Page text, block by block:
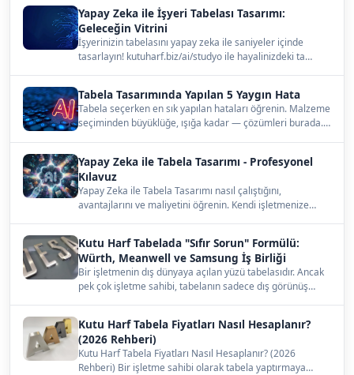
Yapay Zeka ile İşyeri Tabelası Tasarımı:
Geleceğin Vitrini
İşyerinizin tabelasını yapay zeka ile saniyeler içinde
tasarlayın! kutuharf.biz/ai/studyo ile hayalinizdeki ta…
Tabela Tasarımında Yapılan 5 Yaygın Hata
Tabela seçerken en sık yapılan hataları öğrenin. Malzeme
seçiminden büyüklüğe, ışığa kadar — çözümleri burada.…
Yapay Zeka ile Tabela Tasarımı - Profesyonel
Kılavuz
Yapay Zeka ile Tabela Tasarımı nasıl çalıştığını,
avantajlarını ve maliyetini öğrenin. Kendi işletmenize
Kutu Harf Tabelada "Sıfır Sorun" Formülü:
Würth, Meanwell ve Samsung İş Birliği
Bir işletmenin dış dünyaya açılan yüzü tabelasıdır. Ancak
pek çok işletme sahibi, tabelanın sadece dış görünüş…
Kutu Harf Tabela Fiyatları Nasıl Hesaplanır?
(2026 Rehberi)
Kutu Harf Tabela Fiyatları Nasıl Hesaplanır? (2026
Rehberi) Bir işletme sahibi olarak tabela yaptırmaya